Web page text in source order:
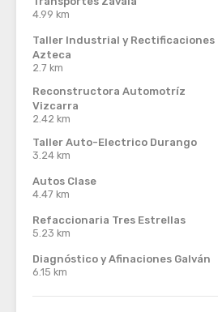
4.99 km
Taller Industrial y Rectificaciones
Azteca
2.7 km
Reconstructora Automotríz
Vizcarra
2.42 km
Taller Auto-Electrico Durango
3.24 km
Autos Clase
4.47 km
Refaccionaria Tres Estrellas
5.23 km
Diagnóstico y Afinaciones Galván
6.15 km